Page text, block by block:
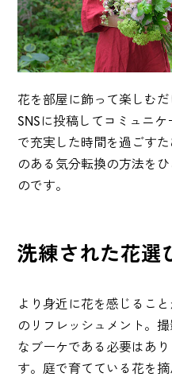
花を部屋に飾って楽しむ
SNSに投稿してコミュニ
で充実した時間を過ごす
のある気分転換の方法を
のです。
洗練された花選
より身近に花を感じるこ
のリフレッシュメント。
なブーケである必要はあ
す。庭で育てている花を